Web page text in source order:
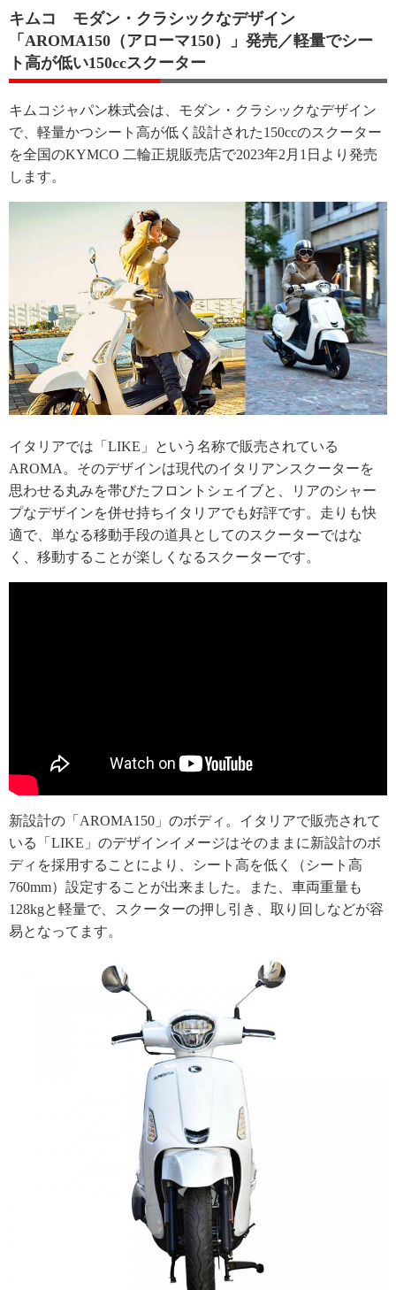
キムコ モダン・クラシックなデザイン
「AROMA150（アローマ150）」発売／軽量でシー
ト高が低い150ccスクーター
キムコジャパン株式会は、モダン・クラシックなデザイン
で、軽量かつシート高が低く設計された150ccのスクーター
を全国のKYMCO 二輪正規販売店で2023年2月1日より発売
します。
イタリアでは「LIKE」という名称で販売されている
AROMA。そのデザインは現代のイタリアンスクーターを
思わせる丸みを帯びたフロントシェイブと、リアのシャー
プなデザインを併せ持ちイタリアでも好評です。走りも快
適で、単なる移動手段の道具としてのスクーターではな
く、移動することが楽しくなるスクーターです。
新設計の「AROMA150」のボディ。イタリアで販売されて
いる「LIKE」のデザインイメージはそのままに新設計のボ
ディを採用することにより、シート高を低く（シート高
760mm）設定することが出来ました。また、車両重量も
128kgと軽量で、スクーターの押し引き、取り回しなどが容
易となってます。